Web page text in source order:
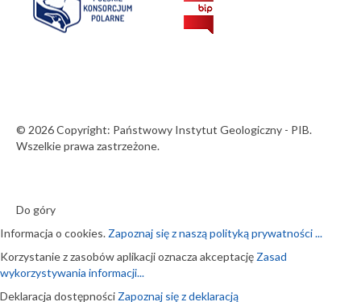
© 2026 Copyright: Państwowy Instytut Geologiczny - PIB.
Wszelkie prawa zastrzeżone.
Do góry
Informacja o cookies. Zapoznaj się z naszą polityką prywatności ...
Korzystanie z zasobów aplikacji oznacza akceptację Zasad
wykorzystywania informacji...
Deklaracja dostępności Zapoznaj się z deklaracją